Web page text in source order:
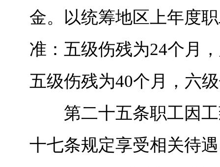
金。以统筹地区上年度
准：五级伤残为24个月
五级伤残为40个月，六
第二十五条职工因工
十七条规定享受相关待